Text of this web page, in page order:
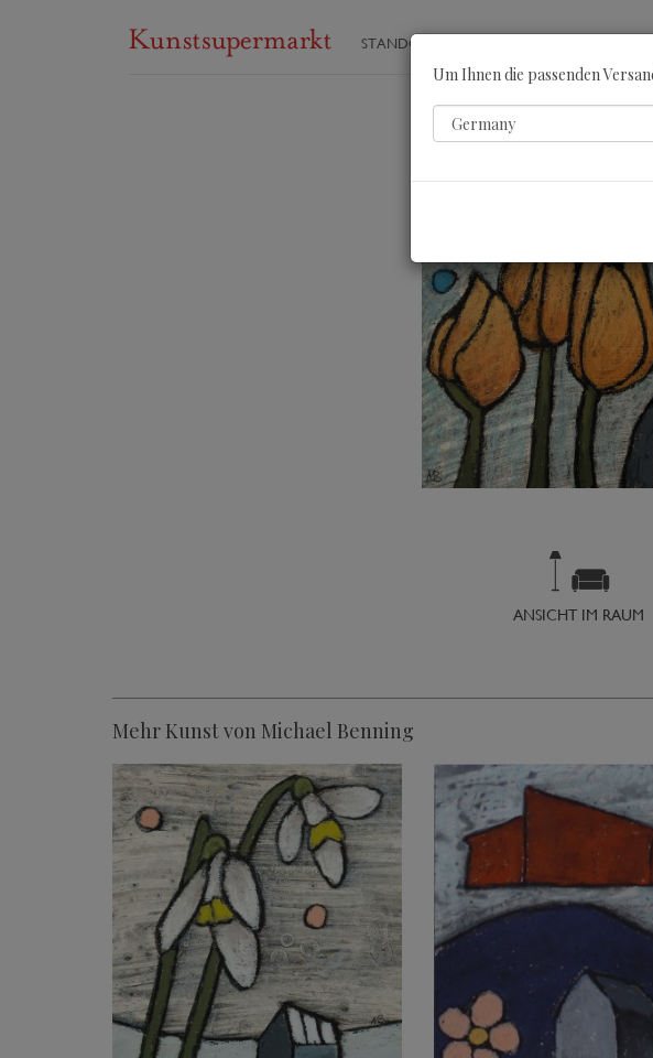
STANDORTE
ANSICHT IM RAUM
Mehr Kunst von Michael Benning
Um Ihnen die passenden